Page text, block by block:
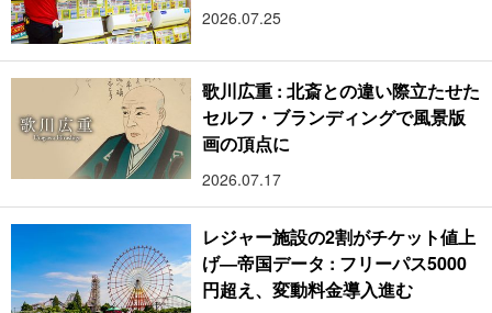
2026.07.25
歌川広重 : 北斎との違い際立たせた
セルフ・ブランディングで風景版
画の頂点に
2026.07.17
レジャー施設の2割がチケット値上
げ―帝国データ : フリーパス5000
円超え、変動料金導入進む